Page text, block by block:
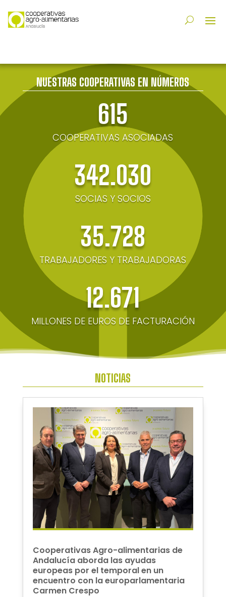
NUESTRAS COOPERATIVAS EN NÚMEROS
615
COOPERATIVAS ASOCIADAS
342.030
SOCIAS Y SOCIOS
35.728
TRABAJADORES Y TRABAJADORAS
12.671
MILLONES DE EUROS DE FACTURACIÓN
NOTICIAS
Cooperativas Agro-alimentarias de
Andalucía aborda las ayudas
europeas por el temporal en un
encuentro con la europarlamentaria
Carmen Crespo